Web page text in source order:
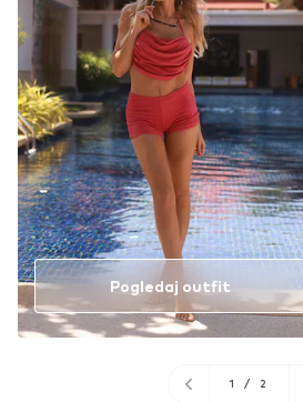
Pogledaj outfit
1 / 2